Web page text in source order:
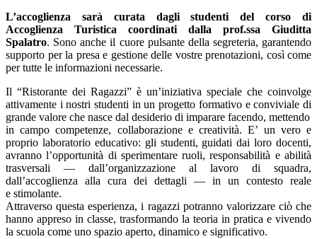
L’accoglienza sarà curata dagli studenti del corso di
Accoglienza Turistica coordinati dalla prof.ssa Giuditta
Spalatro. Sono anche il cuore pulsante della segreteria, garantendo
supporto per la presa e gestione delle vostre prenotazioni, così come
per tutte le informazioni necessarie.
Il “Ristorante dei Ragazzi” è un’iniziativa speciale che coinvolge
attivamente i nostri studenti in un progetto formativo e conviviale di
grande valore che nasce dal desiderio di imparare facendo, mettendo
in campo competenze, collaborazione e creatività. E’ un vero e
proprio laboratorio educativo: gli studenti, guidati dai loro docenti,
avranno l’opportunità di sperimentare ruoli, responsabilità e abilità
trasversali — dall’organizzazione al lavoro di squadra,
dall’accoglienza alla cura dei dettagli — in un contesto reale
e stimolante.
Attraverso questa esperienza, i ragazzi potranno valorizzare ciò che
hanno appreso in classe, trasformando la teoria in pratica e vivendo
la scuola come uno spazio aperto, dinamico e significativo.